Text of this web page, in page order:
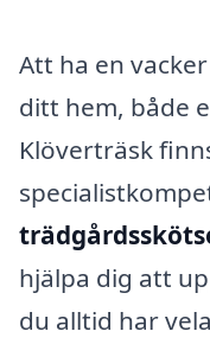
Att ha en
ditt hem, både
Klöverträsk
hjälpa dig att
du alltid har